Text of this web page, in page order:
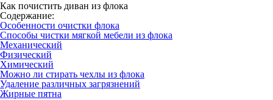
Как почистить диван из флока
Содержание:
Особенности очистки флока
Способы чистки мягкой мебели из флока
Механический
Физический
Химический
Можно ли стирать чехлы из флока
Удаление различных загрязнений
Жирные пятна